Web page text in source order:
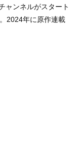
ャンネルがスタート
2024年に原作連載